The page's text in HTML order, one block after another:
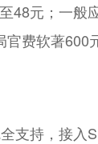
元；一
费软著600
支持，接入